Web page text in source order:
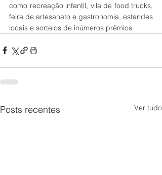
como recreação infantil, vila de food trucks,
feira de artesanato e gastronomia, estandes
locais e sorteios de inúmeros prêmios.
Posts recentes Ver tudo